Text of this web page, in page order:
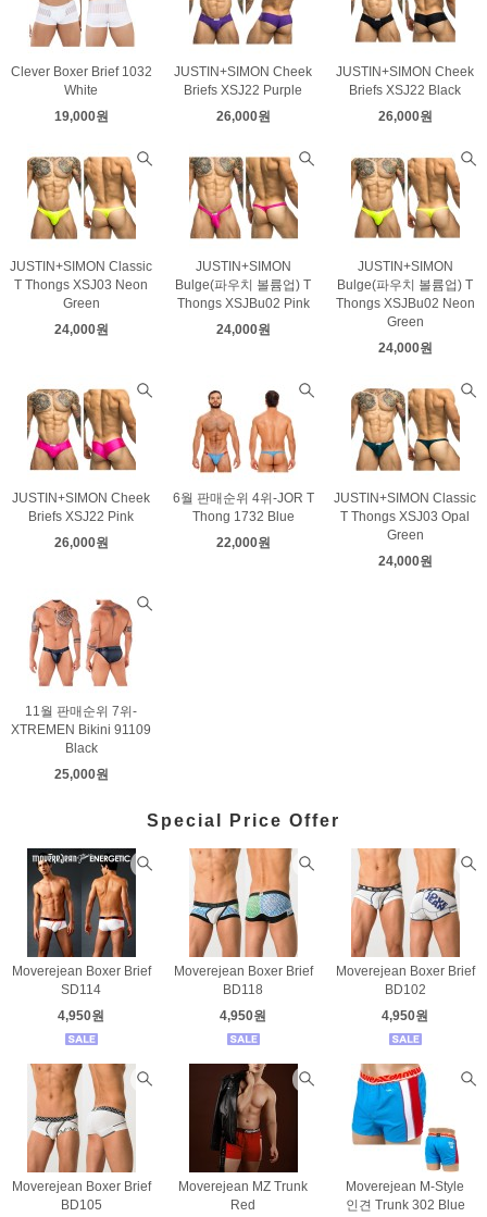
Clever Boxer Brief 1032
White
19,000원
JUSTIN+SIMON Cheek
Briefs XSJ22 Purple
26,000원
JUSTIN+SIMON Cheek
Briefs XSJ22 Black
26,000원
JUSTIN+SIMON Classic
T Thongs XSJ03 Neon
Green
24,000원
JUSTIN+SIMON
Bulge(파우치 볼륨업) T
Thongs XSJBu02 Pink
24,000원
JUSTIN+SIMON
Bulge(파우치 볼륨업) T
Thongs XSJBu02 Neon
Green
24,000원
JUSTIN+SIMON Cheek
Briefs XSJ22 Pink
26,000원
6월 판매순위 4위-JOR T
Thong 1732 Blue
22,000원
JUSTIN+SIMON Classic
T Thongs XSJ03 Opal
Green
24,000원
11월 판매순위 7위-
XTREMEN Bikini 91109
Black
25,000원
Special Price Offer
Moverejean Boxer Brief
SD114
4,950원
Moverejean Boxer Brief
BD118
4,950원
Moverejean Boxer Brief
BD102
4,950원
Moverejean Boxer Brief
BD105
Moverejean MZ Trunk
Red
Moverejean M-Style
인견 Trunk 302 Blue